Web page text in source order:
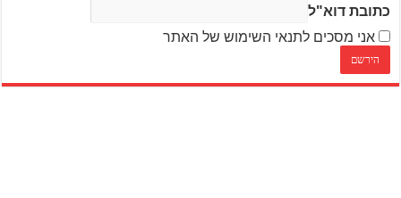
כתובת דוא"ל
אני מסכים לתנאי השימוש של האתר